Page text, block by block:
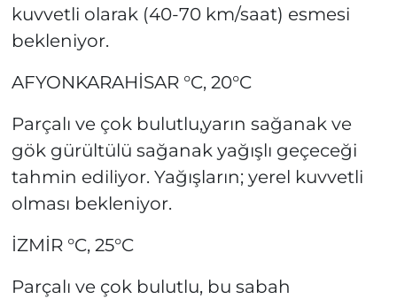
kuvvetli olarak (40-70 km/saat) esmesi
bekleniyor.
AFYONKARAHİSAR °C, 20°C
Parçalı ve çok bulutlu,yarın sağanak ve
gök gürültülü sağanak yağışlı geçeceği
tahmin ediliyor. Yağışların; yerel kuvvetli
olması bekleniyor.
İZMİR °C, 25°C
Parçalı ve çok bulutlu, bu sabah